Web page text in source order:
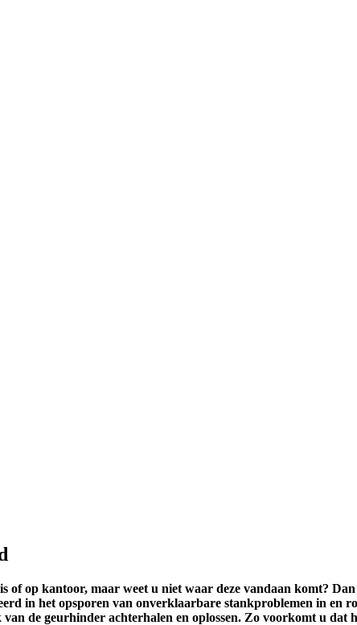
of op kantoor, maar weet u niet waar deze vandaan komt?
in het opsporen van onverklaarbare stankproblemen in en
de geurhinder achterhalen en oplossen. Zo voorkomt u dat